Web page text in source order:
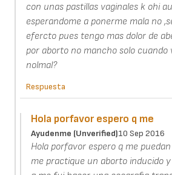
con unas pastillas vaginales k ohi
esperandome a ponerme mala no
efercto pues tengo mas dolor de
por aborto no mancho solo cuando
nolmal?
Respuesta
Hola porfavor espero q me
Ayudenme (unverified)10 Sep 2016
Hola porfavor espero q me
me practique un aborto inducido